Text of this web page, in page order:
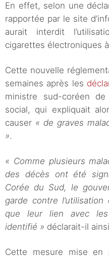
En effet, selon une
rapportée par le site
aurait interdit
cigarettes électroniques
Cette nouvelle
semaines après les
ministre sud-coréen
social, qui expliquait
causer « de graves
».
« Comme plusieurs
des décès ont été
Corée du Sud, le
garde contre
que leur lien avec les
identifié » déclarait-il
Cette mesure mise en